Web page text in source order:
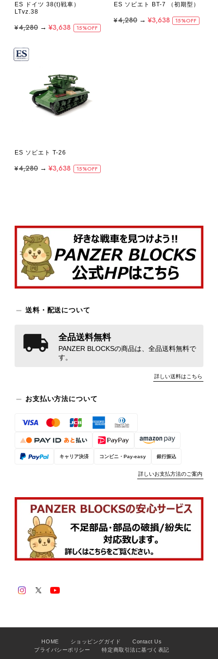
ES ドイツ 38(t)戦車）
LTvz.38
¥4,280 → ¥3,638 15%OFF
ES ソビエト BT-7 （初期型）
¥4,280→ ¥3,638 15%OFF
ES ソビエト T-26
¥4,280 → ¥3,638 15%OFF
送料・配送について
全品送料無料
PANZER BLOCKSの商品は、全品送料無料で
す。
詳しい送料はこちら
お支払い方法について
キャリア決済 コンビニ・Pay-easy 銀行振込
詳しいお支払方法のご案内
HOME ショッピングガイド
Contact Us
プライバシーポリシー
特定商取引法に基づく表記